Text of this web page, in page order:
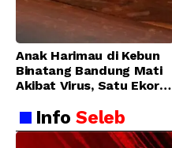
Anak Harimau di Kebun
Binatang Bandung Mati
Akibat Virus, Satu Ekor
Membaik
InfoSeleb